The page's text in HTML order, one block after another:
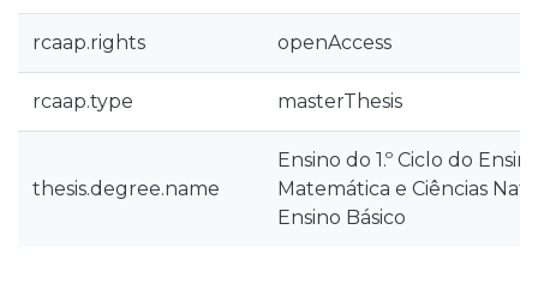
rcaap.rights openAccess
rcaap.type masterThesis
thesis.degree.name
Ensino do 1.º Ciclo do
Matemática e Ciências
Ensino Básico